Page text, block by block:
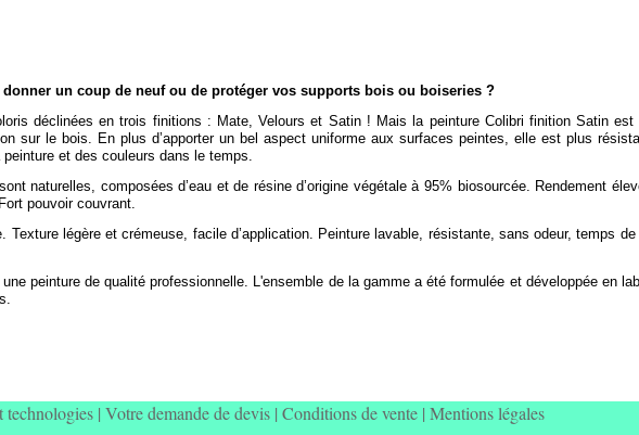
technologies | Votre demande de devis | Conditions de vente | Mentions légales
donner un coup de neuf ou de protéger vos supports bois ou boiseries ?
déclinées en trois finitions : Mate, Velours et Satin ! Mais la peinture Colibri finition Satin
sur le bois. En plus d’apporter un bel aspect uniforme aux surfaces peintes, elle est plus
et des couleurs dans le temps.
naturelles, composées d’eau et de résine d’origine végétale à 95% biosourcée. Rendement
pouvoir couvrant.
Texture légère et crémeuse, facile d’application. Peinture lavable, résistante, sans odeur, temps
peinture de qualité professionnelle. L'ensemble de la gamme a été formulée et développée en